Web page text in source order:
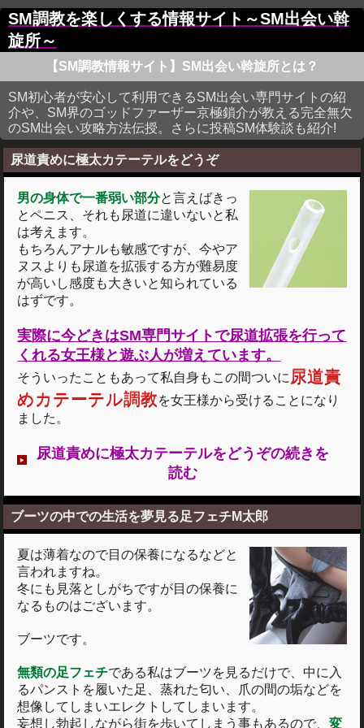
SM調教を楽しくする情報サイト～SM出会い斡
旋所～
【SM調教情報サイト】SM出会い斡旋所とは？
SM初心者が安心して利用できるSM出会い専門サイトの紹
介や、SM界のゴッドファーザー京極鎖介が教える完全無欠
のSM出会い攻略方法伝授。さらに投稿SM体験談も紹介!
尿道責めに極太カテーテルをどうぞ
男の身体で一番弱い部分と言えばきっ
とペニス、それも尿道に違いないと私
は考えます。
もちろんアナルも敏感ですが、今やア
ヌスよりも尿道を拡張する方が難易度
が高いし感度も大きいと知られている
はずです。
実際に今どきはSM専門サイトで尿道拡張を行って
くれる女王様と遊ぶ人が増えています。
そういったこともあって私自身もこの間ついに 尿道責
めカテーテル調教を女王様から受けることになり
ました。
尿道責めに極太カテーテルをどうぞの続きを
読む
ブーツの中での生活を夢見る足フェチM太郎
夏は薄着なので目の保養になるなどと
言われますね。
冬にも見落としがちですが目の保養に
なるものはございます。
ブーツです。
無類の足フェチである私はブーツを見るだけで、中に入
るパンストを履いた足、蒸れた匂い、爪の間の垢などを
想像してしまいエレクトしてしまいます。
妄想し勃起しながら街を歩いてしまう事もあるので、変